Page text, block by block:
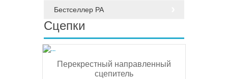
Бестселлер PA
Сцепки
Перекрестный направленный
сцепитель